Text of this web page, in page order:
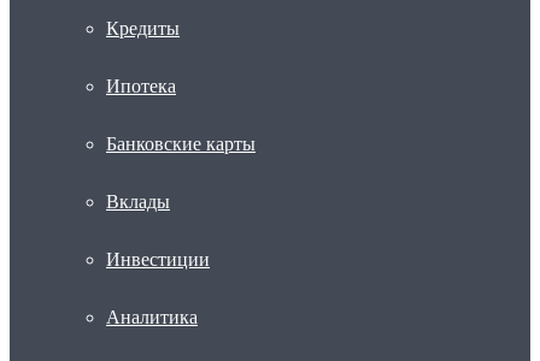
Кредиты
Ипотека
Банковские карты
Вклады
Инвестиции
Аналитика